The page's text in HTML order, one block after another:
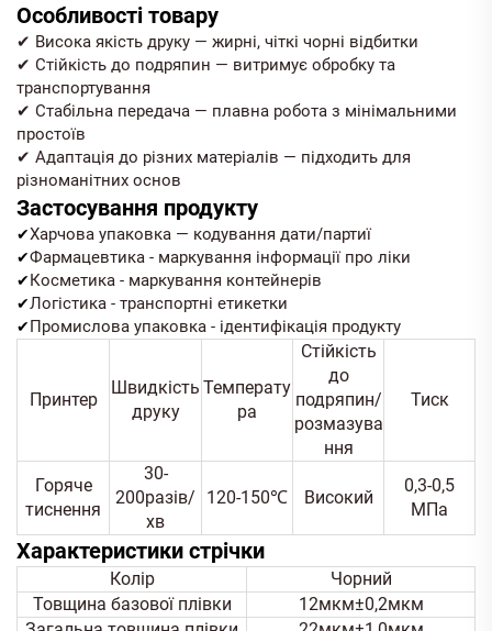
Особливості товару
✔ Висока якість друку — жирні, чіткі чорні відбитки
✔ Стійкість до подряпин — витримує обробку та
транспортування
✔ Стабільна передача — плавна робота з мінімальними
простоїв
✔ Адаптація до різних матеріалів — підходить для
різноманітних основ
Застосування продукту
✔Харчова упаковка — кодування дати/партиї
✔Фармацевтика - маркування інформації про ліки
✔Косметика - маркування контейнерів
✔Логістика - транспортні етикетки
✔Промислова упаковка - ідентифікація продукту
Характеристики стрічки
Принтер
Швидкість
друку
Температу
ра
Стійкість
до
подряпин/
розмазува
ння
Тиск
Горяче
тиснення
30-
200разів/
хв
120-150℃ Високий
0,3-0,5
МПа
Колір
Чорний
Товщина базової плівки
12мкм±0,2мкм